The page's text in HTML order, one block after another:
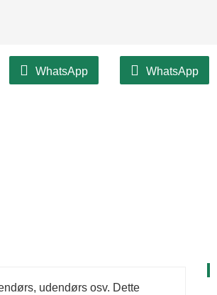
WhatsApp WhatsApp
udendørs osv. Dette